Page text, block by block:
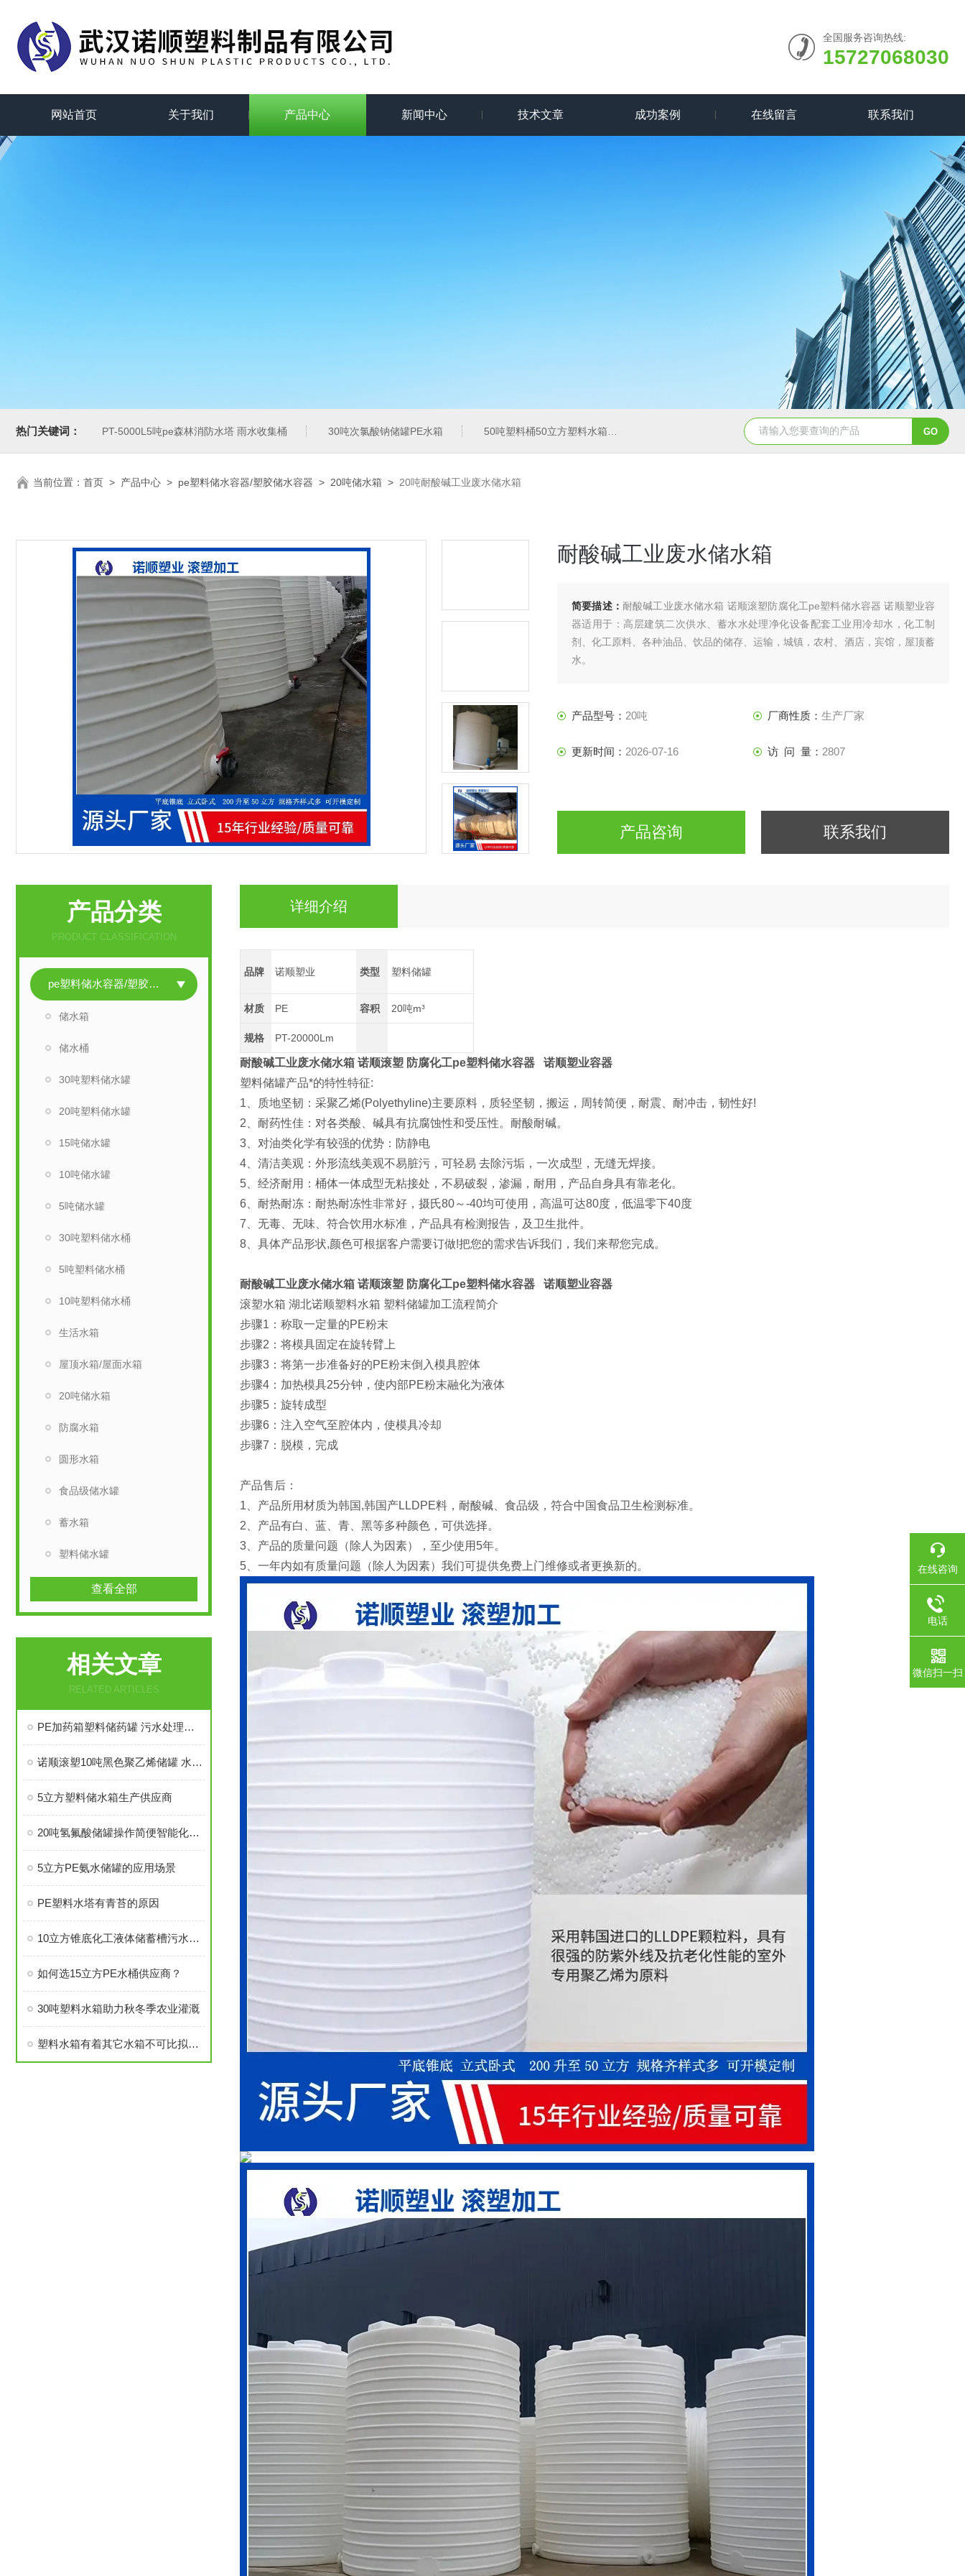
全国服务咨询热线:
15727068030
网站首页 关于我们 产品中心 新闻中心 技术文章 成功案例 在线留言 联系我们
热门关键词： PT-5000L5吨pe森林消防水塔 雨水收集桶 30吨次氯酸钠储罐PE水箱 50吨塑料桶50立方塑料水箱pe水箱 50吨pe塑料水箱储水罐 40吨PE塑料防腐储罐
当前位置： 首页 > 产品中心 > pe塑料储水容器/塑胶储水容器 > 20吨储水箱 > 20吨耐酸碱工业废水储水箱
耐酸碱工业废水储水箱
简要描述： 耐酸碱工业废水储水箱 诺顺滚塑防腐化工pe塑料储水容器 诺顺塑业容
器适用于：高层建筑二次供水、蓄水水处理净化设备配套工业用冷却水，化工制
剂、化工原料、各种油品、饮品的储存、运输，城镇，农村、酒店，宾馆，屋顶蓄
水。
产品型号： 20吨 厂商性质： 生产厂家
更新时间： 2026-07-16 访 问 量： 2807
产品咨询 联系我们
产品分类
PRODUCT CLASSIFICATION
pe塑料储水容器/塑胶储水容器
储水箱
储水桶
30吨塑料储水罐
20吨塑料储水罐
15吨储水罐
10吨储水罐
5吨储水罐
30吨塑料储水桶
5吨塑料储水桶
10吨塑料储水桶
生活水箱
屋顶水箱/屋面水箱
20吨储水箱
防腐水箱
圆形水箱
食品级储水罐
蓄水箱
塑料储水罐
查看全部
相关文章
RELATED ARTICLES
PE加药箱塑料储药罐 污水处理絮凝剂溶药罐
诺顺滚塑10吨黑色聚乙烯储罐 水处理储罐
5立方塑料储水箱生产供应商
20吨氢氟酸储罐操作简便智能化程度高
5立方PE氨水储罐的应用场景
PE塑料水塔有青苔的原因
10立方锥底化工液体储蓄槽污水处理技巧
如何选15立方PE水桶供应商？
30吨塑料水箱助力秋冬季农业灌溉
塑料水箱有着其它水箱不可比拟的优势
详细介绍
品牌 诺顺塑业 类型 塑料储罐
材质 PE 容积 20吨m³
规格 PT-20000Lm
耐酸碱工业废水储水箱 诺顺滚塑 防腐化工pe塑料储水容器 诺顺塑业容器
塑料储罐产品*的特性特征:
1、质地坚韧：采聚乙烯(Polyethyline)主要原料，质轻坚韧，搬运，周转简便，耐震、耐冲击，韧性好!
2、耐药性佳：对各类酸、碱具有抗腐蚀性和受压性。耐酸耐碱。
3、对油类化学有较强的优势：防静电
4、清洁美观：外形流线美观不易脏污，可轻易 去除污垢，一次成型，无缝无焊接。
5、经济耐用：桶体一体成型无粘接处，不易破裂，渗漏，耐用，产品自身具有靠老化。
6、耐热耐冻：耐热耐冻性非常好，摄氏80～-40均可使用，高温可达80度，低温零下40度
7、无毒、无味、符合饮用水标准，产品具有检测报告，及卫生批件。
8、具体产品形状,颜色可根据客户需要订做!把您的需求告诉我们，我们来帮您完成。
耐酸碱工业废水储水箱 诺顺滚塑 防腐化工pe塑料储水容器 诺顺塑业容器
滚塑水箱 湖北诺顺塑料水箱 塑料储罐加工流程简介
步骤1：称取一定量的PE粉末
步骤2：将模具固定在旋转臂上
步骤3：将第一步准备好的PE粉末倒入模具腔体
步骤4：加热模具25分钟，使内部PE粉末融化为液体
步骤5：旋转成型
步骤6：注入空气至腔体内，使模具冷却
步骤7：脱模，完成
产品售后：
1、产品所用材质为韩国,韩国产LLDPE料，耐酸碱、食品级，符合中国食品卫生检测标准。
2、产品有白、蓝、青、黑等多种颜色，可供选择。
3、产品的质量问题（除人为因素），至少使用5年。
5、一年内如有质量问题（除人为因素）我们可提供免费上门维修或者更换新的。
在线咨询
电话
微信扫一扫